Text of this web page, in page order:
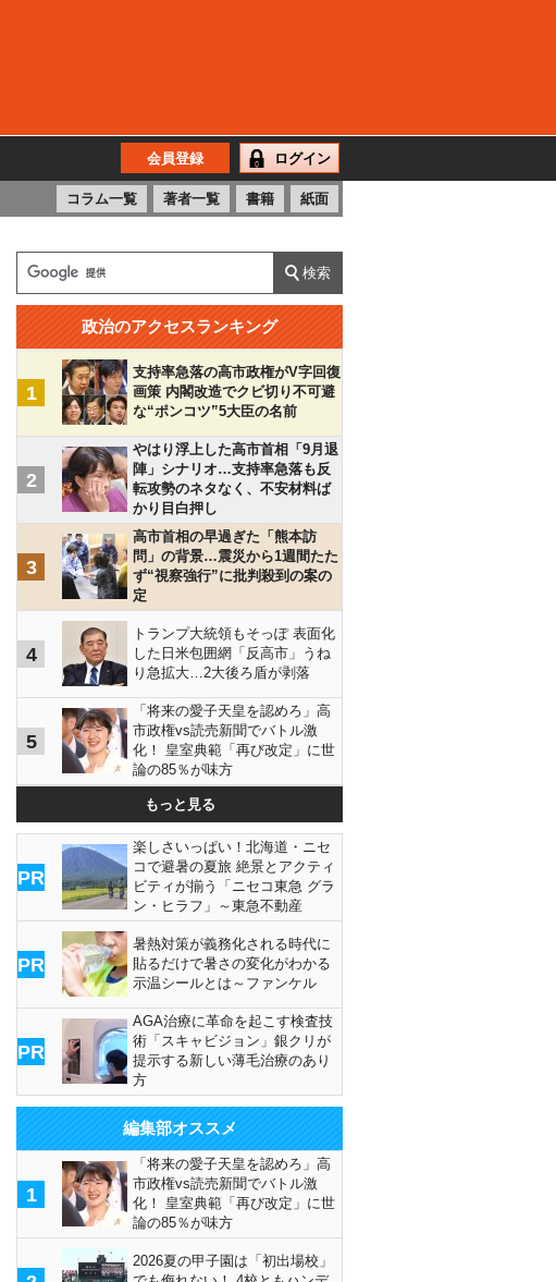
会員登録 ログイン
コラム一覧 著者一覧 書籍 紙面
政治のアクセスランキング
1
支持率急落の高市政権がV字回復
画策 内閣改造でクビ切り不可避
な“ポンコツ”5大臣の名前
2
やはり浮上した高市首相「9月退
陣」シナリオ…支持率急落も反
転攻勢のネタなく、不安材料ば
かり目白押し
3
高市首相の早過ぎた「熊本訪
問」の背景…震災から1週間たた
ず“視察強行”に批判殺到の案の
定
4
トランプ大統領もそっぽ 表面化
した日米包囲網「反高市」うね
り急拡大…2大後ろ盾が剥落
5
「将来の愛子天皇を認めろ」高
市政権vs読売新聞でバトル激
化！ 皇室典範「再び改定」に世
論の85％が味方
もっと見る
PR
楽しさいっぱい！北海道・ニセ
コで避暑の夏旅 絶景とアクティ
ビティが揃う「ニセコ東急 グラ
ン・ヒラフ」～東急不動産
PR
暑熱対策が義務化される時代に
貼るだけで暑さの変化がわかる
示温シールとは～ファンケル
PR
AGA治療に革命を起こす検査技
術「スキャビジョン」銀クリが
提示する新しい薄毛治療のあり
方
編集部オススメ
1
「将来の愛子天皇を認めろ」高
市政権vs読売新聞でバトル激
化！ 皇室典範「再び改定」に世
論の85％が味方
2026夏の甲子園は「初出場校」